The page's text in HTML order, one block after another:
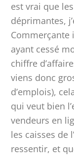
est vrai que
déprimantes,
Commerçante
ayant cessé
chiffre
viens donc
d’emplois),
qui veut bien
vendeurs en
les caisses de
ressentir, et